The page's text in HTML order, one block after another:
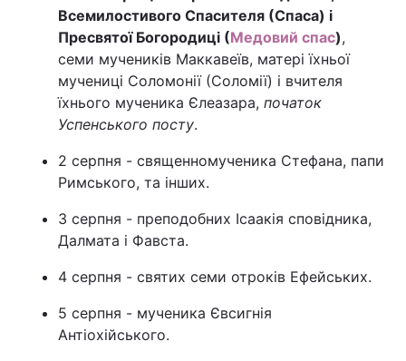
Всемилостивого Спасителя (Спаса) і
Пресвятої Богородиці (Медовий спас),
семи мучеників Маккавеїв, матері їхньої
мучениці Соломонії (Соломії) і вчителя
їхнього мученика Єлеазара, початок
Успенського посту.
2 серпня - священномученика Стефана, папи
Римського, та інших.
3 серпня - преподобних Ісаакія сповідника,
Далмата і Фавста.
4 серпня - святих семи отроків Ефейських.
5 серпня - мученика Євсигнія
Антіохійського.